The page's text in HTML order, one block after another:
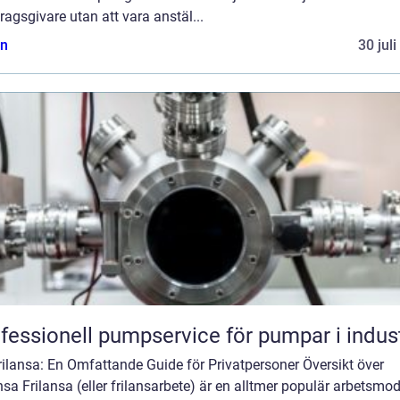
utan att vara anstäl...
30 juli
pumpservice för pumpar i
En Omfattande Guide för Privatpersoner Översikt över
Frilansa (eller frilansarbete) är en alltmer populär